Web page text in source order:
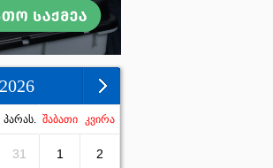
პარას. შაბათი კვირა
31 1 2